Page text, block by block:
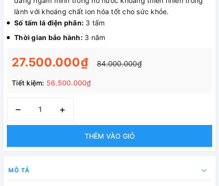
lành với khoáng chất ion hóa tốt cho sức khỏe.
Số tấm lá điện phân: 3 tấm
Thời gian bảo hành:3 năm
27.500.000₫ 84.000.000₫
Tiết kiệm: 56.500.000₫
– +
THÊM VÀO GIỎ
MÔ TẢ